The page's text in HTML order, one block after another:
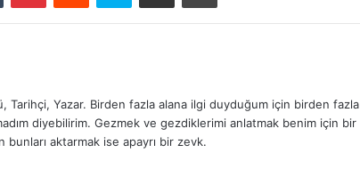
Tarihçi, Yazar. Birden fazla alana ilgi duyduğum için birden fazla
diyebilirim. Gezmek ve gezdiklerimi anlatmak benim için bir
aktarmak ise apayrı bir zevk.